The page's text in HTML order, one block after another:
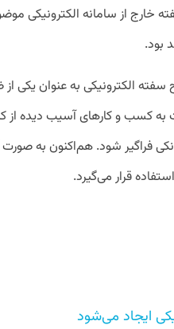
خارج از سامانه الکترونیکی
بود.
الکترونیکی به عنوان یکی از
کسب و کارهای آسیب دیده از
فراگیر شود. هم‌اکنون به
قرار می‌گیرد.
ایجاد می‌شود